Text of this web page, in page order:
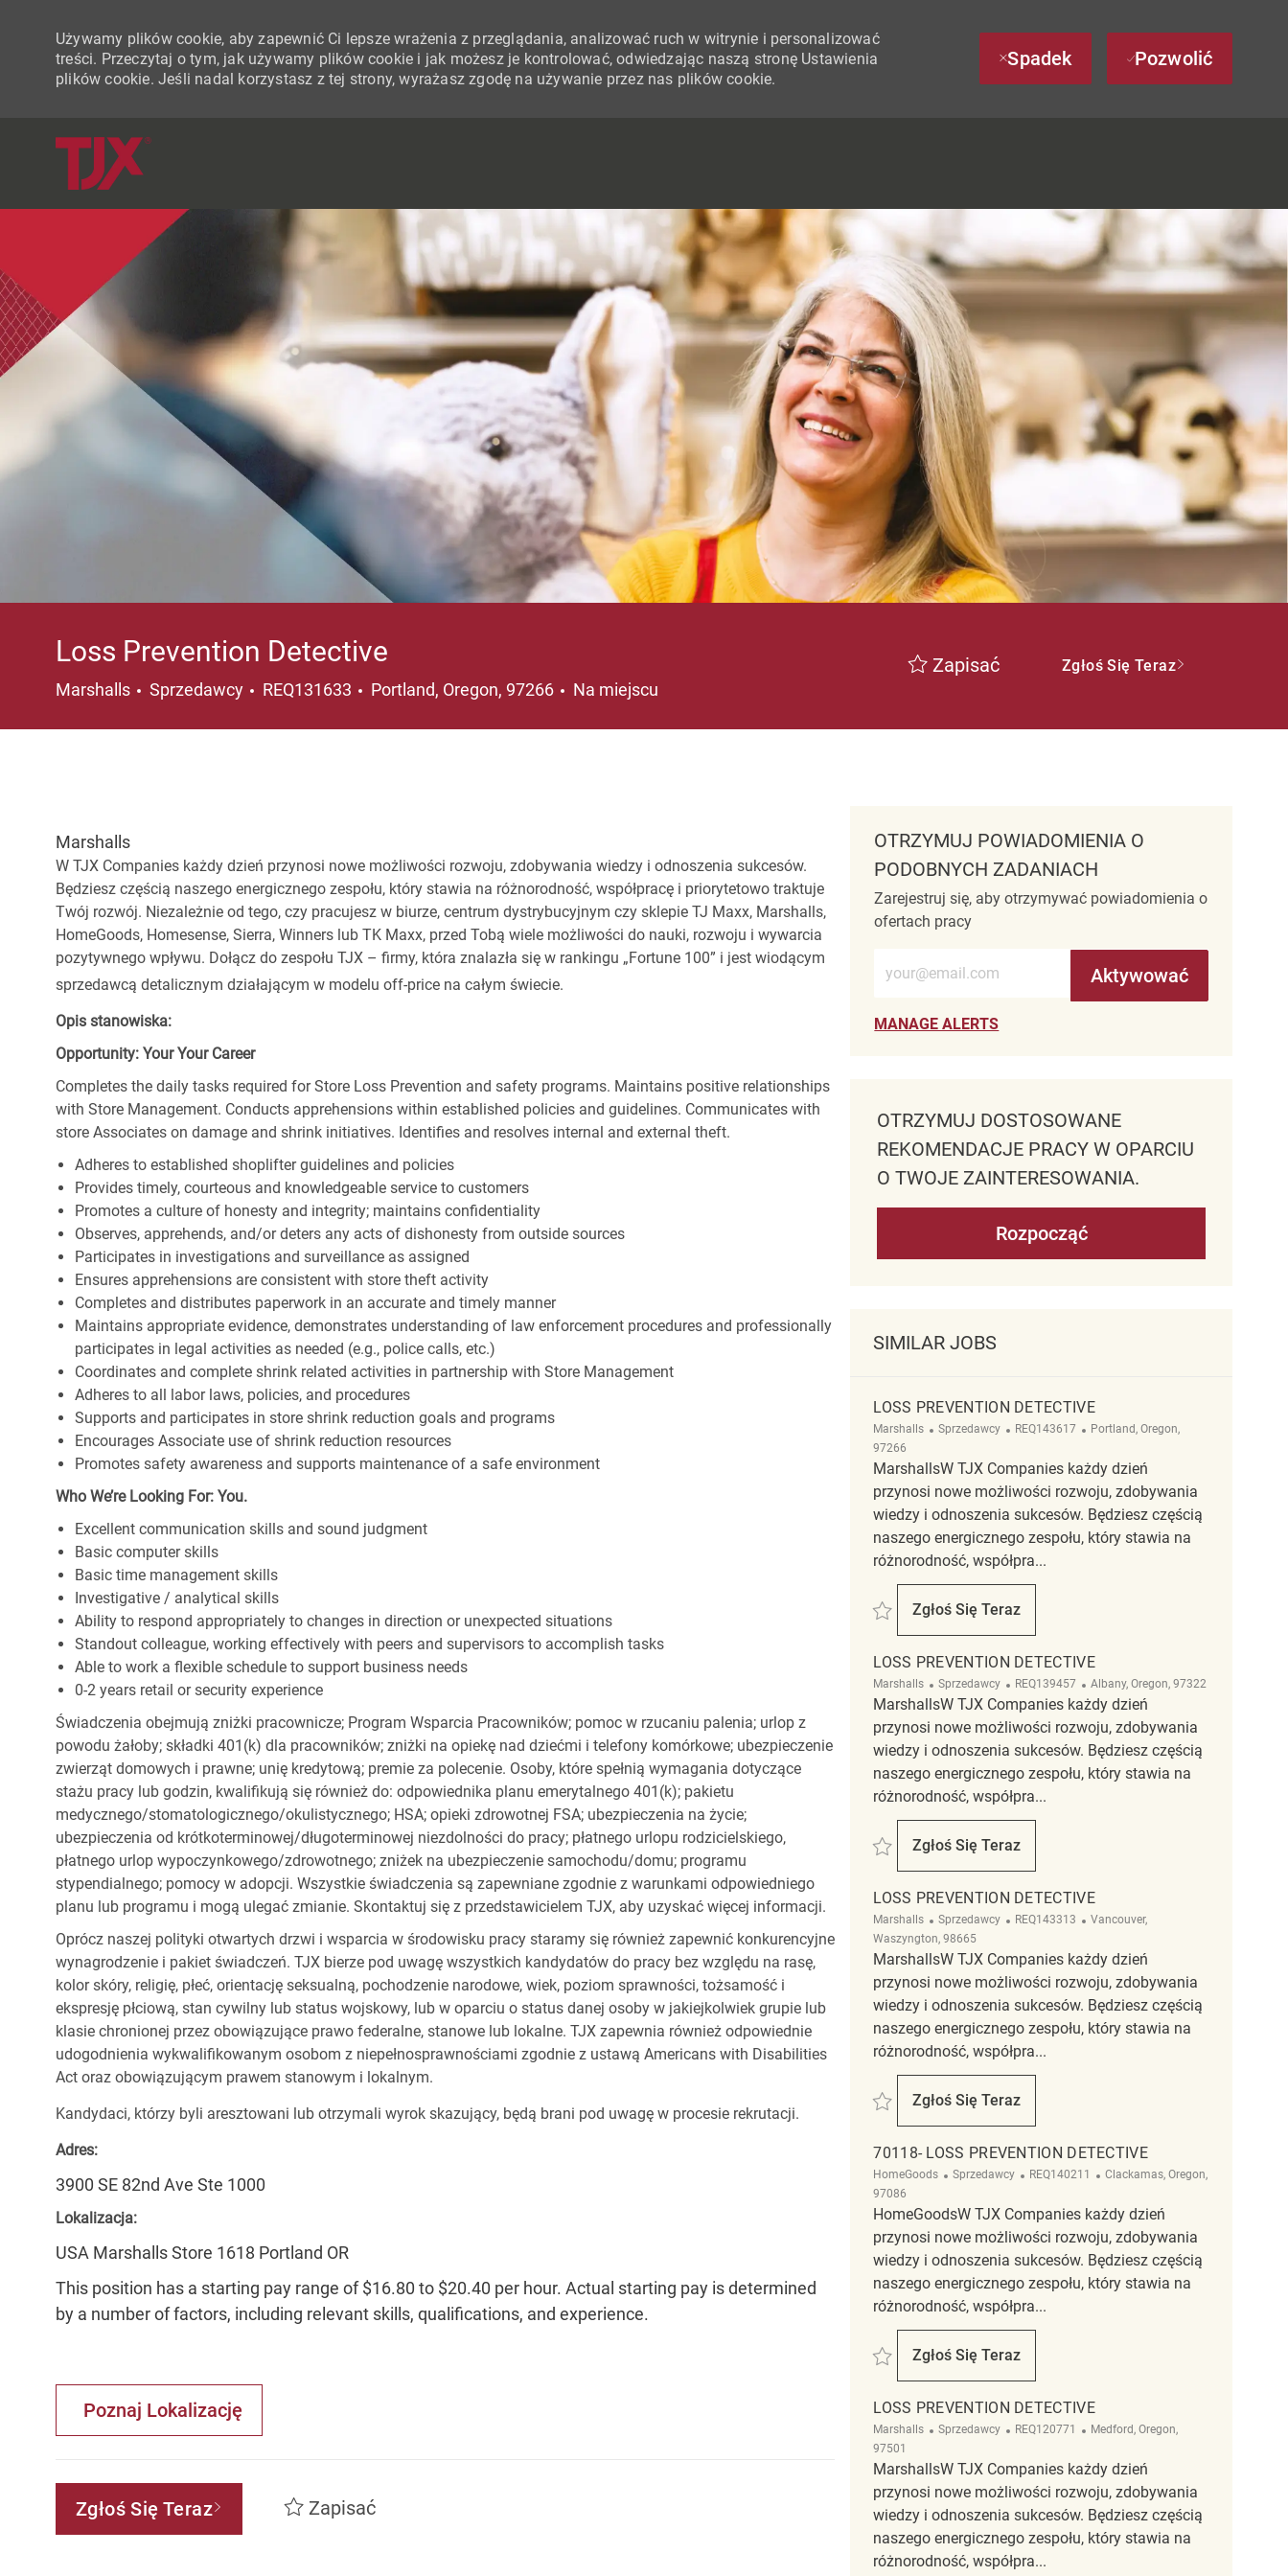
Używamy plików cookie, aby zapewnić Ci lepsze wrażenia z przeglądania, analizować ruch w witrynie i personalizować
treści. Przeczytaj o tym, jak używamy plików cookie i jak możesz je kontrolować, odwiedzając naszą stronę Ustawienia
plików cookie. Jeśli nadal korzystasz z tej strony, wyrażasz zgodę na używanie przez nas plików cookie.
Spadek Pozwolić
Loss Prevention Detective
Marshalls Kategoria
Sprzedawcy REQ131633 Lokalizacja
Portland, Oregon, 97266 Na miejscu
Zapisać Zgłoś Się Teraz
Marshalls
W TJX Companies każdy dzień przynosi nowe możliwości rozwoju, zdobywania wiedzy i odnoszenia sukcesów.
Będziesz częścią naszego energicznego zespołu, który stawia na różnorodność, współpracę i priorytetowo traktuje
Twój rozwój. Niezależnie od tego, czy pracujesz w biurze, centrum dystrybucyjnym czy sklepie TJ Maxx, Marshalls,
HomeGoods, Homesense, Sierra, Winners lub TK Maxx, przed Tobą wiele możliwości do nauki, rozwoju i wywarcia
pozytywnego wpływu. Dołącz do zespołu TJX – firmy, która znalazła się w rankingu „Fortune 100” i jest wiodącym
sprzedawcą detalicznym działającym w modelu off-price na całym świecie.
Opis stanowiska:
Opportunity: Your Your Career
Completes the daily tasks required for Store Loss Prevention and safety programs. Maintains positive relationships
with Store Management. Conducts apprehensions within established policies and guidelines. Communicates with
store Associates on damage and shrink initiatives. Identifies and resolves internal and external theft.
Adheres to established shoplifter guidelines and policies
Provides timely, courteous and knowledgeable service to customers
Promotes a culture of honesty and integrity; maintains confidentiality
Observes, apprehends, and/or deters any acts of dishonesty from outside sources
Participates in investigations and surveillance as assigned
Ensures apprehensions are consistent with store theft activity
Completes and distributes paperwork in an accurate and timely manner
Maintains appropriate evidence, demonstrates understanding of law enforcement procedures and professionally
participates in legal activities as needed (e.g., police calls, etc.)
Coordinates and complete shrink related activities in partnership with Store Management
Adheres to all labor laws, policies, and procedures
Supports and participates in store shrink reduction goals and programs
Encourages Associate use of shrink reduction resources
Promotes safety awareness and supports maintenance of a safe environment
Who We’re Looking For: You.
Excellent communication skills and sound judgment
Basic computer skills
Basic time management skills
Investigative / analytical skills
Ability to respond appropriately to changes in direction or unexpected situations
Standout colleague, working effectively with peers and supervisors to accomplish tasks
Able to work a flexible schedule to support business needs
0-2 years retail or security experience
Świadczenia obejmują zniżki pracownicze; Program Wsparcia Pracowników; pomoc w rzucaniu palenia; urlop z
powodu żałoby; składki 401(k) dla pracowników; zniżki na opiekę nad dziećmi i telefony komórkowe; ubezpieczenie
zwierząt domowych i prawne; unię kredytową; premie za polecenie. Osoby, które spełnią wymagania dotyczące
stażu pracy lub godzin, kwalifikują się również do: odpowiednika planu emerytalnego 401(k); pakietu
medycznego/stomatologicznego/okulistycznego; HSA; opieki zdrowotnej FSA; ubezpieczenia na życie;
ubezpieczenia od krótkoterminowej/długoterminowej niezdolności do pracy; płatnego urlopu rodzicielskiego,
płatnego urlop wypoczynkowego/zdrowotnego; zniżek na ubezpieczenie samochodu/domu; programu
stypendialnego; pomocy w adopcji. Wszystkie świadczenia są zapewniane zgodnie z warunkami odpowiedniego
planu lub programu i mogą ulegać zmianie. Skontaktuj się z przedstawicielem TJX, aby uzyskać więcej informacji.
Oprócz naszej polityki otwartych drzwi i wsparcia w środowisku pracy staramy się również zapewnić konkurencyjne
wynagrodzenie i pakiet świadczeń. TJX bierze pod uwagę wszystkich kandydatów do pracy bez względu na rasę,
kolor skóry, religię, płeć, orientację seksualną, pochodzenie narodowe, wiek, poziom sprawności, tożsamość i
ekspresję płciową, stan cywilny lub status wojskowy, lub w oparciu o status danej osoby w jakiejkolwiek grupie lub
klasie chronionej przez obowiązujące prawo federalne, stanowe lub lokalne. TJX zapewnia również odpowiednie
udogodnienia wykwalifikowanym osobom z niepełnosprawnościami zgodnie z ustawą Americans with Disabilities
Act oraz obowiązującym prawem stanowym i lokalnym.
Kandydaci, którzy byli aresztowani lub otrzymali wyrok skazujący, będą brani pod uwagę w procesie rekrutacji.
Adres:
3900 SE 82nd Ave Ste 1000
Lokalizacja:
USA Marshalls Store 1618 Portland OR
This position has a starting pay range of $16.80 to $20.40 per hour. Actual starting pay is determined
by a number of factors, including relevant skills, qualifications, and experience.
Poznaj Lokalizację
Zgłoś Się Teraz Zapisać
OTRZYMUJ POWIADOMIENIA O
PODOBNYCH ZADANIACH
Zarejestruj się, aby otrzymywać powiadomienia o
ofertach pracy
Wprowadź adres e-mail (wymagane)
Aktywować
MANAGE ALERTS
OTRZYMUJ DOSTOSOWANE
REKOMENDACJE PRACY W OPARCIU
O TWOJE ZAINTERESOWANIA.
Rozpocząć
SIMILAR JOBS
LOSS PREVENTION DETECTIVE
Marshalls Kategoria
Sprzedawcy ReqId
REQ143617 Lokalizacja
Portland, Oregon,
97266
MarshallsW TJX Companies każdy dzień
przynosi nowe możliwości rozwoju, zdobywania
wiedzy i odnoszenia sukcesów. Będziesz częścią
naszego energicznego zespołu, który stawia na
różnorodność, współpra...
Zapisać Loss Prevention Detective REQ143617
Zgłoś Się Teraz
Loss Prevention Detective
LOSS PREVENTION DETECTIVE
Marshalls Kategoria
Sprzedawcy ReqId
REQ139457 Lokalizacja
Albany, Oregon, 97322
MarshallsW TJX Companies każdy dzień
przynosi nowe możliwości rozwoju, zdobywania
wiedzy i odnoszenia sukcesów. Będziesz częścią
naszego energicznego zespołu, który stawia na
różnorodność, współpra...
Zapisać Loss Prevention Detective REQ139457
Zgłoś Się Teraz
Loss Prevention Detective
LOSS PREVENTION DETECTIVE
Marshalls Kategoria
Sprzedawcy ReqId
REQ143313 Lokalizacja
Vancouver,
Waszyngton, 98665
MarshallsW TJX Companies każdy dzień
przynosi nowe możliwości rozwoju, zdobywania
wiedzy i odnoszenia sukcesów. Będziesz częścią
naszego energicznego zespołu, który stawia na
różnorodność, współpra...
Zapisać Loss Prevention Detective REQ143313
Zgłoś Się Teraz
Loss Prevention Detective
70118- LOSS PREVENTION DETECTIVE
HomeGoods Kategoria
Sprzedawcy ReqId
REQ140211 Lokalizacja
Clackamas, Oregon,
97086
HomeGoodsW TJX Companies każdy dzień
przynosi nowe możliwości rozwoju, zdobywania
wiedzy i odnoszenia sukcesów. Będziesz częścią
naszego energicznego zespołu, który stawia na
różnorodność, współpra...
Zapisać 70118- Loss Prevention Detective REQ140211
Zgłoś Się Teraz
70118- Loss Prevention Detective
LOSS PREVENTION DETECTIVE
Marshalls Kategoria
Sprzedawcy ReqId
REQ120771 Lokalizacja
Medford, Oregon,
97501
MarshallsW TJX Companies każdy dzień
przynosi nowe możliwości rozwoju, zdobywania
wiedzy i odnoszenia sukcesów. Będziesz częścią
naszego energicznego zespołu, który stawia na
różnorodność, współpra...